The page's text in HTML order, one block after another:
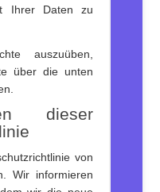
Ihrer Daten zu
auszuüben,
über die unten
dieser
von
Wir informieren